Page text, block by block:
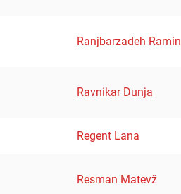
Ranjbarzadeh Ramin
Ravnikar Dunja
Regent Lana
Resman Matevž